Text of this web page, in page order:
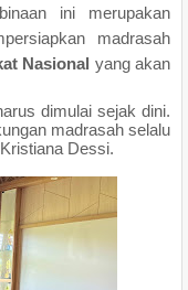
ini merupakan
madrasah
Nasional yang akan
dimulai sejak dini.
madrasah selalu
Dessi.